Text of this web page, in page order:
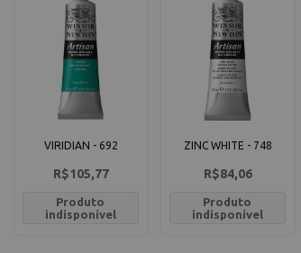
VIRIDIAN - 692
R$105,77
Produto
indisponível
ZINC WHITE - 748
R$84,06
Produto
indisponível